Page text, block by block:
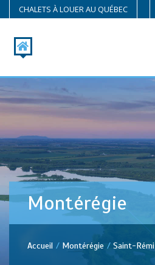
CHALETS À LOUER AU QUÉBEC
Montérégie
Accueil Montérégie Saint-Rémi